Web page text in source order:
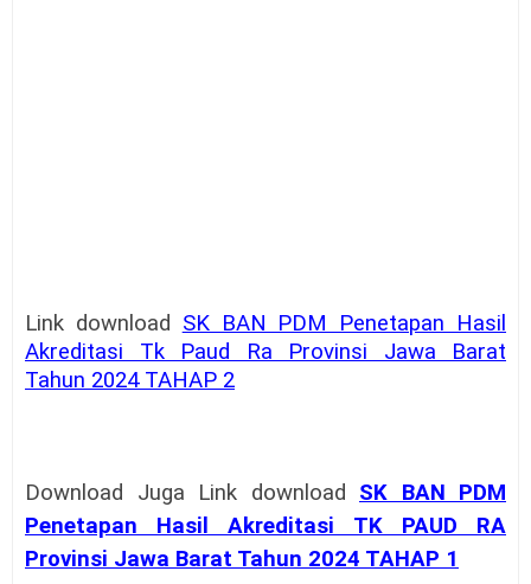
Link download SK BAN PDM Penetapan Hasil
Akreditasi Tk Paud Ra Provinsi Jawa Barat
Tahun 2024 TAHAP 2
Download Juga Link download SK BAN PDM
Penetapan Hasil Akreditasi TK PAUD RA
Provinsi Jawa Barat Tahun 2024 TAHAP 1